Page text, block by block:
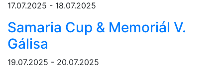
17.07.2025 - 18.07.2025
Samaria Cup & Memoriál V.
Gálisa
19.07.2025 - 20.07.2025